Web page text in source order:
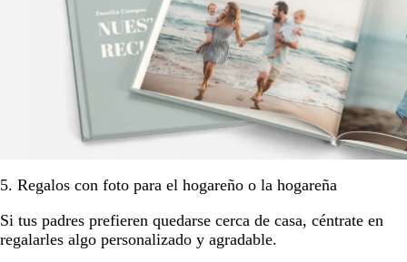
5. Regalos con foto para el hogareño o la hogareña
Si tus padres prefieren quedarse cerca de casa, céntrate en
regalarles algo personalizado y agradable.